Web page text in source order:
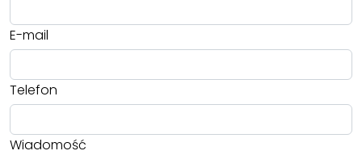
E-mail
Telefon
Wiadomość